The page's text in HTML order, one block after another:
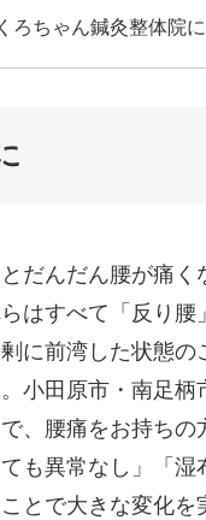
くろちゃん鍼灸整体院
とだんだん腰が痛
はすべて「反り腰
に前湾した状態
小田原市・南足
、腰痛をお持ち
ても異常なし」「
とで大きな変化